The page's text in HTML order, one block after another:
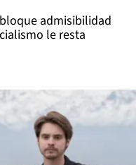
admisibilidad
le resta